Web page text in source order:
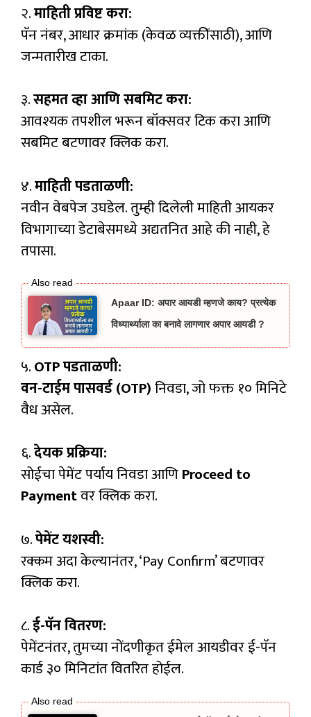
२.माहिती प्रविष्ट करा:
पॅन नंबर, आधार क्रमांक (केवळ व्यक्तींसाठी), आणि
जन्मतारीख टाका.
३.सहमत व्हा आणि सबमिट करा:
आवश्यक तपशील भरून बॉक्सवर टिक करा आणि
सबमिट बटणावर क्लिक करा.
४.माहिती पडताळणी:
नवीन वेबपेज उघडेल. तुम्ही दिलेली माहिती आयकर
विभागाच्या डेटाबेसमध्ये अद्यतनित आहे की नाही, हे
तपासा.
Apaar ID: अपार आयडी म्हणजे काय? प्रत्येक
विध्यार्थ्याला का बनावे लागणार अपार आयडी ?
५.OTP पडताळणी:
वन-टाईम पासवर्ड (OTP)निवडा, जो फक्त १० मिनिटे
वैध असेल.
६.देयक प्रक्रिया:
सोईचा पेमेंट पर्याय निवडा आणिProceed to
Paymentवर क्लिक करा.
७.पेमेंट यशस्वी:
रक्कम अदा केल्यानंतर, ‘Pay Confirm’ बटणावर
क्लिक करा.
८.ई-पॅन वितरण:
पेमेंटनंतर, तुमच्या नोंदणीकृत ईमेल आयडीवर ई-पॅन
कार्ड ३० मिनिटांत वितरित होईल.